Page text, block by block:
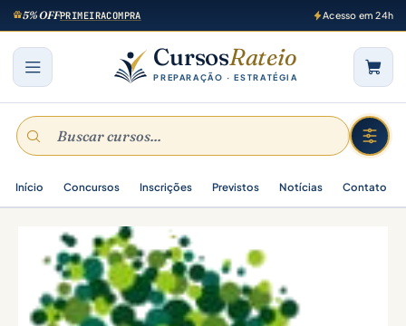
5% OFFPRIMEIRACOMPRA Acesso em 24h
CursosRateio
PREPARAÇÃO · ESTRATÉGIA
Início Concursos Inscrições Previstos Notícias Contato